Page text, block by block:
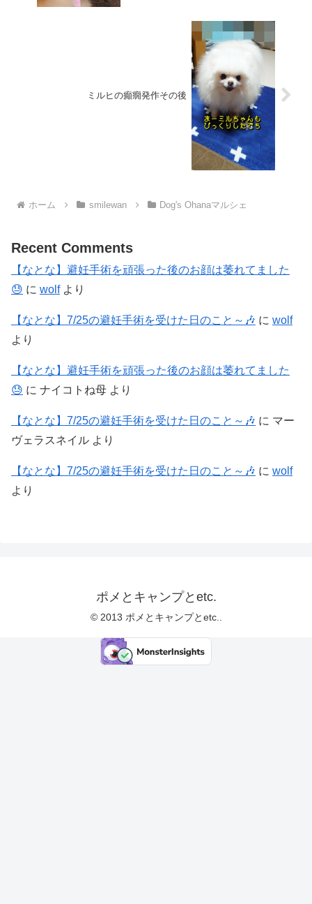
ミルヒの癲癇発作その後
ホーム smilewan Dog's Ohanaマルシェ
Recent Comments
【なとな】避妊手術を頑張った後のお顔は萎れてました
😓 に wolfより
【なとな】7/25の避妊手術を受けた日のこと～🎶 に wolf
より
【なとな】避妊手術を頑張った後のお顔は萎れてました
😓 に ナイコトね母 より
【なとな】7/25の避妊手術を受けた日のこと～🎶 に マー
ヴェラスネイル より
【なとな】7/25の避妊手術を受けた日のこと～🎶 に wolf
より
ポメとキャンプとetc.
© 2013 ポメとキャンプとetc..